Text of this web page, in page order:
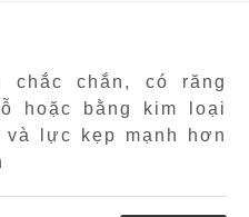
chắc chắn, có răng
hoặc bằng kim loại
lực kẹp mạnh hơn